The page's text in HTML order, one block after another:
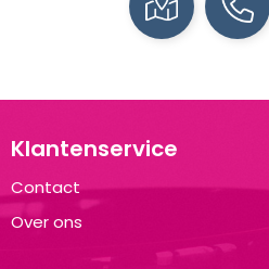
Klantenservice
Contact
Over ons